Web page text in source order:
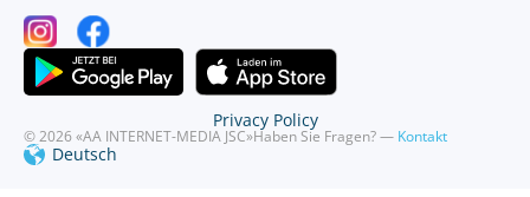
© 2026 «AA INTERNET-MEDIA JSC»Haben Sie Fragen? — Kontakt
Deutsch
Privacy Policy